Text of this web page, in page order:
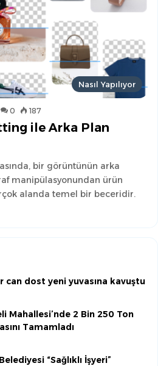
Nasıl Yapılıyor
0 187
ile Arka Plan
bir görüntünün arka
manipülasyonundan ürün
alanda temel bir beceridir.
can dost yeni yuvasına kavuştu
Mahallesi’nde 2 Bin 250 Ton
Tamamladı
“Sağlıklı İşyeri”